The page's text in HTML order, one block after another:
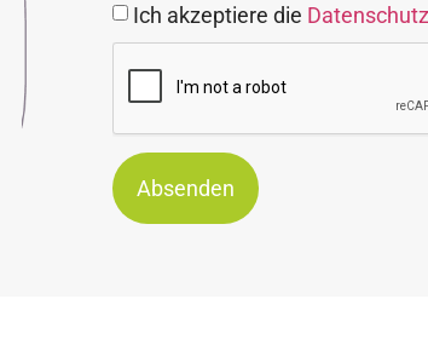
Ich akzeptiere die
Absenden